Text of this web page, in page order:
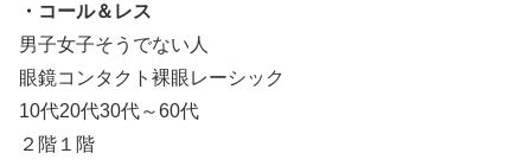
・コール＆レス
男子女子そうでない人
眼鏡コンタクト裸眼レーシック
10代20代30代～60代
２階１階